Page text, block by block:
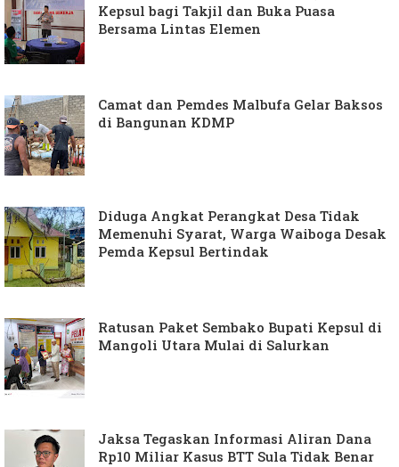
Kepsul bagi Takjil dan Buka Puasa
Bersama Lintas Elemen
Camat dan Pemdes Malbufa Gelar Baksos
di Bangunan KDMP
Diduga Angkat Perangkat Desa Tidak
Memenuhi Syarat, Warga Waiboga Desak
Pemda Kepsul Bertindak
Ratusan Paket Sembako Bupati Kepsul di
Mangoli Utara Mulai di Salurkan
Jaksa Tegaskan Informasi Aliran Dana
Rp10 Miliar Kasus BTT Sula Tidak Benar